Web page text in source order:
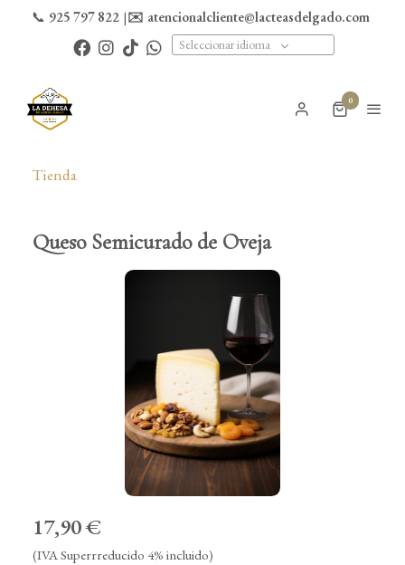
📞 925 797 822 |✉️ atencionalcliente@lacteasdelgado.com
Seleccionar idioma
0
Tienda
Queso Semicurado de Oveja
17,90 €
(IVA Superrreducido 4% incluido)